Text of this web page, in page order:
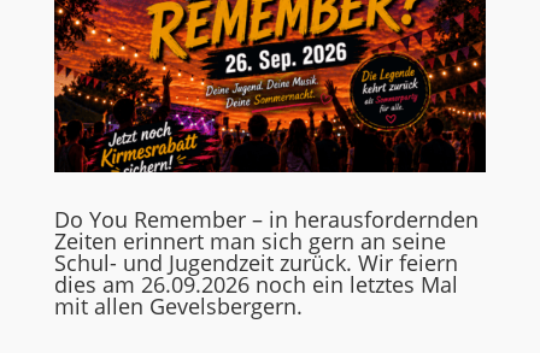
Do You Remember – in herausfordernden
Zeiten erinnert man sich gern an seine
Schul- und Jugendzeit zurück. Wir feiern
dies am 26.09.2026 noch ein letztes Mal
mit allen Gevelsbergern.